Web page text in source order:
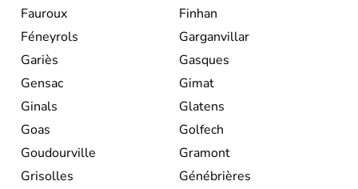
Fauroux
Finhan
Féneyrols
Garganvillar
Gariès
Gasques
Gensac
Gimat
Ginals
Glatens
Goas
Golfech
Goudourville
Gramont
Grisolles
Génébrières